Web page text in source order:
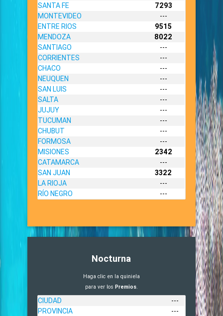
SANTA FE
7293
MONTEVIDEO
---
ENTRE RIOS
9515
MENDOZA
8022
SANTIAGO
---
CORRIENTES
---
CHACO
---
NEUQUEN
---
SAN LUIS
---
SALTA
---
JUJUY
---
TUCUMAN
---
CHUBUT
---
FORMOSA
---
MISIONES
2342
CATAMARCA
---
SAN JUAN
3322
LA RIOJA
---
RÍO NEGRO
---
Nocturna
Haga clic en la quiniela
para ver los Premios.
CIUDAD
---
PROVINCIA
---